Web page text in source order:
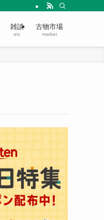
雑談
etc
古物市場
market